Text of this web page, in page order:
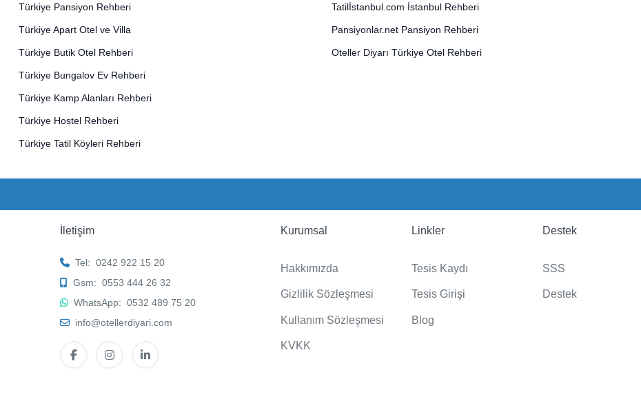
Türkiye Pansiyon Rehberi
Türkiye Apart Otel ve Villa
Türkiye Butik Otel Rehberi
Türkiye Bungalov Ev Rehberi
Türkiye Kamp Alanları Rehberi
Türkiye Hostel Rehberi
Türkiye Tatil Köyleri Rehberi
Tatilİstanbul.com İstanbul Rehberi
Pansiyonlar.net Pansiyon Rehberi
Oteller Diyarı Türkiye Otel Rehberi
İletişim
Tel: 0242 922 15 20
Gsm: 0553 444 26 32
WhatsApp: 0532 489 75 20
info@otellerdiyari.com
Kurumsal
Hakkımızda
Gizlilik Sözleşmesi
Kullanım Sözleşmesi
KVKK
Linkler
Tesis Kaydı
Tesis Girişi
Blog
Destek
SSS
Destek